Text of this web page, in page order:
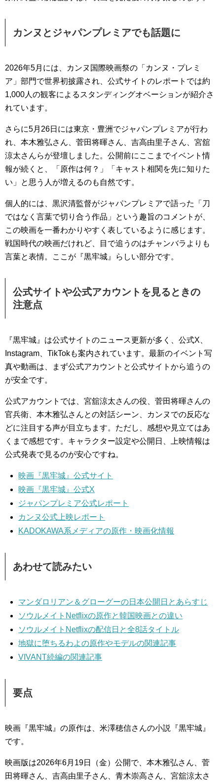
カンヌとジャパンプレミアでも話題に
2026年5月には、カンヌ国際映画祭の「カンヌ・プレミ
ア」部門で世界初披露され、公式サイトのレポートでは約
1,000人の観客によるスタンディングオベーションが紹介さ
れています。
さらに5月26日には東京・豊洲でジャパンプレミアが行わ
れ、本木雅弘さん、菅田将暉さん、吉高由里子さん、宮舘
涼太さんらが登壇しました。公開前にここまでイベント情
報が続くと、「原作は何？」「キャスト相関を先に知りた
い」と思う人が増えるのも自然です。
個人的には、黒沢清監督がジャパンプレミアで語った「刀
ではなく言葉で切り合う作品」という趣旨のコメントが、
この映画を一番わかりやすく表しているように感じます。
戦国時代の映画だけれど、目で追うのはチャンバラよりも
言葉と表情。ここが『黒牢城』らしい部分です。
公式サイトや公式アカウントを見るときの
注意点
『黒牢城』は公式サイトのニュース更新が多く、公式X、
Instagram、TikTokも案内されています。最新のイベント写
真や動画は、まず公式アカウントと公式サイトから追うの
が安全です。
公式アカウントでは、宮舘涼太さんの役、菅田将暉さんの
官兵衛、本木雅弘さんとの対話シーン、カンヌでの反応な
どに注目する声が目立ちます。ただし、感想や見立てはあ
くまで感想です。キャラクター設定や公開日、上映情報は
公式発表で見るのが安心ですね。
映画『黒牢城』公式サイト
映画『黒牢城』公式X
ジャパンプレミア公式レポート
カンヌ公式上映レポート
KADOKAWA系メディアの原作・映画化情報
あわせて読みたい
マンダロリアン＆グローグーの日本公開日とあらすじ
ソウルメイトNetflixの原作と韓国映画との違い
ソウルメイトNetflixの配信日と全8話タイトル
地獄に堕ちるわよの原作やモデルの関連記事
VIVANT続編の関連記事
要点
映画『黒牢城』の原作は、米澤穂信さんの小説『黒牢城』
です。
映画版は2026年6月19日（金）公開で、本木雅弘さん、菅
田将暉さん、吉高由里子さん、青木崇高さん、宮舘涼太さ